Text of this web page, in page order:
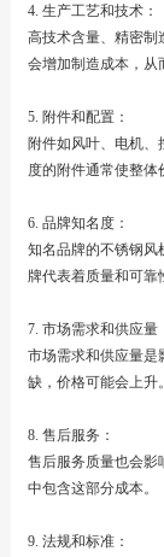
4. 生产工艺和技术：
高技术含量、精密制
会增加制造成本，从
5. 附件和配置：
附件如风叶、电机、
度的附件通常使整体
6. 品牌知名度：
知名品牌的不锈钢风
牌代表着质量和可靠
7. 市场需求和供应量
市场需求和供应量是
缺，价格可能会上升
8. 售后服务：
售后服务质量也会影
中包含这部分成本。
9. 法规和标准：